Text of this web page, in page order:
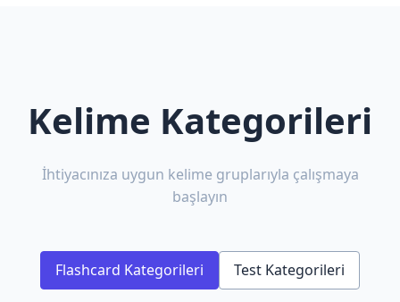
Kelime Kategorileri
İhtiyacınıza uygun kelime gruplarıyla çalışmaya
başlayın
Flashcard Kategorileri Test Kategorileri